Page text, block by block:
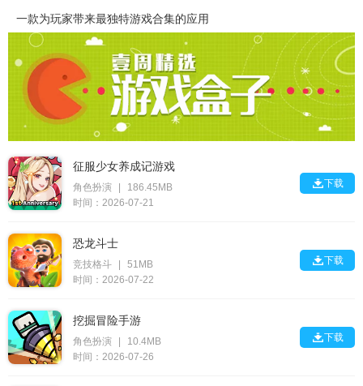
一款为玩家带来最独特游戏合集的应用
征服少女养成记游戏
角色扮演 |
186.45MB
时间：2026-07-21
下载
恐龙斗士
竞技格斗 |
51MB
时间：2026-07-22
下载
挖掘冒险手游
角色扮演 |
10.4MB
时间：2026-07-26
下载